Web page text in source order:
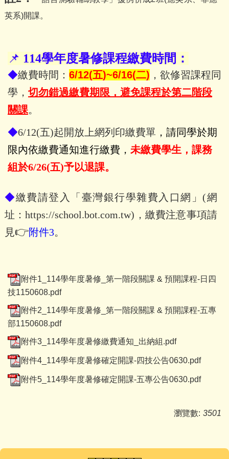
英系)開課。
📌 114學年度暑修課程繳費時間：
◆繳費時間： 6/12(五)~6/16(二) ， 欲修習課程同
學 ， 切勿錯過繳費期限， 避免課程於第二階段
關課。
◆6/12(五)起開放上網列印繳費單 ，請同學於期
限內依繳費通知進行繳費， 未繳費學生，課務
組於6/26(五)予以退課。
◆繳費請登入「臺灣銀行學雜費入口網」(網
址：https://school.bot.com.tw)，繳費注意事項請
見👉附件3。
附件1_114學年度暑修_第一階段關課 & 預開課程-日四
技1150608.pdf
附件2_114學年度暑修_第一階段關課 & 預開課程-五專
部1150608.pdf
附件3_114學年度暑修繳費通知_出納組.pdf
附件4_114學年度暑修確定開課-四技公告0630.pdf
附件5_114學年度暑修確定開課-五專公告0630.pdf
瀏覽數: 3501